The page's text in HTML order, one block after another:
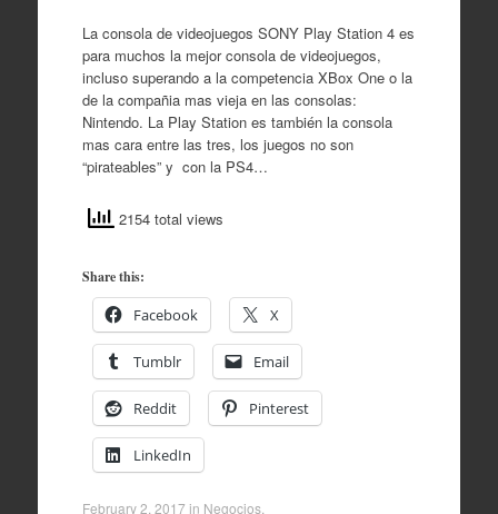
La consola de videojuegos SONY Play Station 4 es
para muchos la mejor consola de videojuegos,
incluso superando a la competencia XBox One o la
de la compañia mas vieja en las consolas:
Nintendo. La Play Station es también la consola
mas cara entre las tres, los juegos no son
“pirateables” y con la PS4…
2154 total views
Share this:
Facebook X
Tumblr Email
Reddit Pinterest
LinkedIn
February 2, 2017 in Negocios.